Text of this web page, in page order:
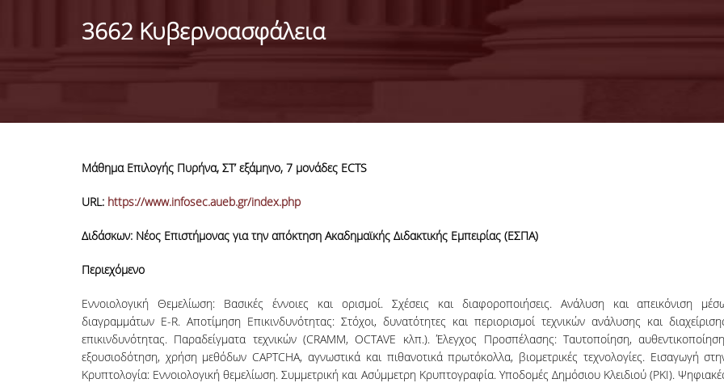
3662 Κυβερνοασφάλεια
Μάθημα Επιλογής Πυρήνα, ΣΤ’ εξάμηνο, 7 μονάδες ECTS
URL: https://www.infosec.aueb.gr/index.php
Διδάσκων: Νέος Επιστήμονας για την απόκτηση Ακαδημαϊκής Διδακτικής Εμπειρίας (ΕΣΠΑ)
Περιεχόμενο
Εννοιολογική Θεμελίωση: Βασικές έννοιες και ορισμοί. Σχέσεις και διαφοροποιήσεις. Ανάλυση και απεικόνιση
διαγραμμάτων E-R. Αποτίμηση Επικινδυνότητας: Στόχοι, δυνατότητες και περιορισμοί τεχνικών ανάλυσης και
επικινδυνότητας. Παραδείγματα τεχνικών (CRAMM, OCTAVE κλπ.). Έλεγχος Προσπέλασης: Ταυτοποίηση,
εξουσιοδότηση, χρήση μεθόδων CAPTCHA, αγνωστικά και πιθανοτικά πρωτόκολλα, βιομετρικές τεχνολογίες. Εισαγωγή
Κρυπτολογία: Εννοιολογική θεμελίωση. Συμμετρική και Ασύμμετρη Κρυπτογραφία. Υποδομές Δημόσιου Κλειδιού (PKI).
γνωστικό
««Κυβερνοασφάλεια
Κυβερνοάμυνα».
ΠΕΡΙΣΣΟΤΕΡΑ